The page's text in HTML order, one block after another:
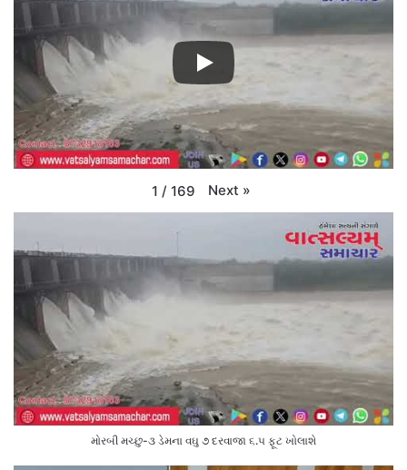
1 / 169 Next »
મોરબી મચ્છુ-૩ ડેમના વઘુ ૭ દરવાજા ૬.૫ ફૂટ ખોલાશે